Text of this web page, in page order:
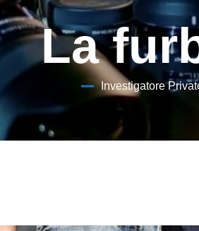
La
Investigatore